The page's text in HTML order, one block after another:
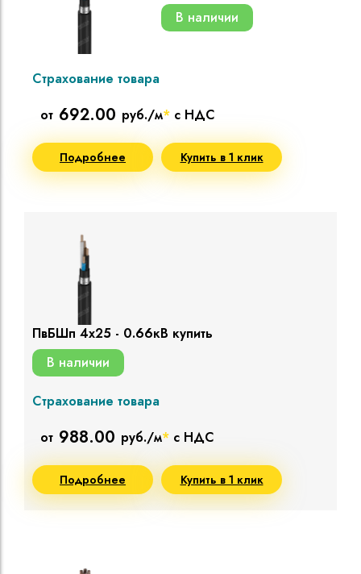
В наличии
Страхование товара
от 692.00 руб./м* с НДС
Подробнее Купить в 1 клик
ПвБШп 4х25 - 0.66кВ купить
В наличии
Страхование товара
от 988.00 руб./м* с НДС
Подробнее Купить в 1 клик